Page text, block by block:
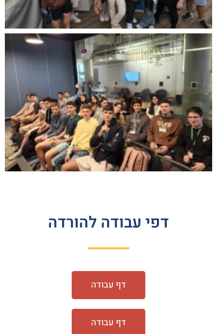
דפי עבודה להורדה
דף עבודה
דף עבודה